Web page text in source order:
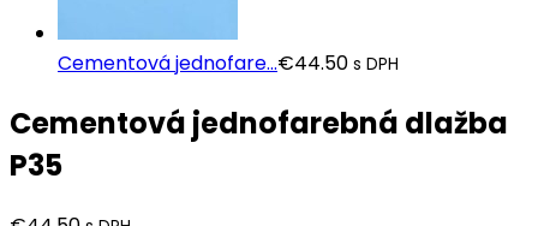
Cementová jednofare...€44.50 s DPH
Cementová jednofarebná dlažba
P35